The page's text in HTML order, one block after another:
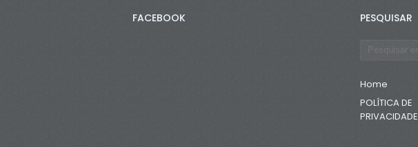
FACEBOOK PESQUISAR
Home
POLÍTICA DE
PRIVACIDADE